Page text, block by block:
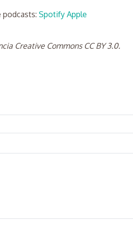
podcasts: Spotify Apple
Creative Commons CC BY 3.0.